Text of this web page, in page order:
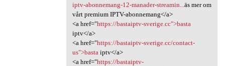
iptv-abonnemang-12-manader-streamin... äs mer om
vårt premium IPTV-abonnemang</a>
<a href="https://bastaiptv-sverige.cc">basta
iptv</a>
<a href="https://bastaiptv-sverige.cc/contact-
us">basta iptv</a>
<a href="https://bastaiptv-